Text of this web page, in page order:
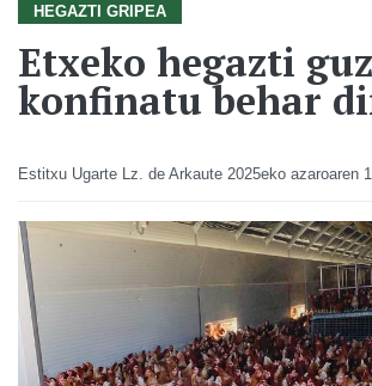
HEGAZTI GRIPEA
Etxeko hegazti
konfinatu behar
Estitxu Ugarte Lz. de Arkaute 2025eko azaroaren